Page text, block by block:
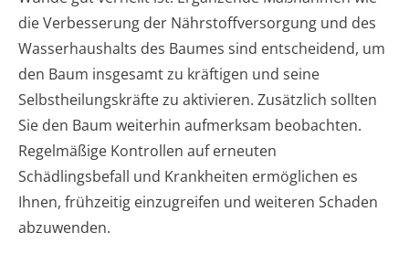
die Verbesserung der Nährstoffversorgung und des
Wasserhaushalts des Baumes sind entscheidend, um
den Baum insgesamt zu kräftigen und seine
Selbstheilungskräfte zu aktivieren. Zusätzlich sollten
Sie den Baum weiterhin aufmerksam beobachten.
Regelmäßige Kontrollen auf erneuten
Schädlingsbefall und Krankheiten ermöglichen es
Ihnen, frühzeitig einzugreifen und weiteren Schaden
abzuwenden.